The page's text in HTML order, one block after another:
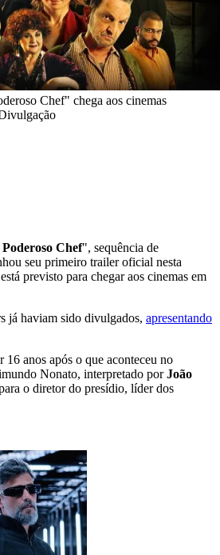
Chef" chega aos cinemas
Chef", sequência de
seu primeiro trailer oficial nesta
previsto para chegar aos cinemas em
já haviam sido divulgados, apresentando
16 anos após o que aconteceu no
Nonato, interpretado porJoão
o diretor do presídio, líder dos